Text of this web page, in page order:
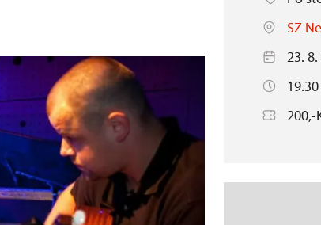
SZ
23.
200,-